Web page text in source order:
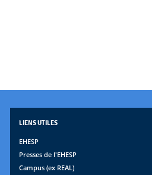
LIENS UTILES
EHESP
Presses de l'EHESP
Campus (ex REAL)